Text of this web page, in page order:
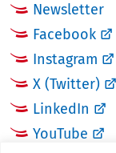
Newsletter
Facebook
Instagram
X (Twitter)
LinkedIn
YouTube